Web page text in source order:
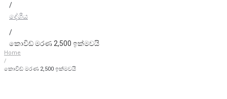
/
දේශීය
/
කොවිඩ් මරණ 2,500 ඉක්මවයි
Home
/
කොවිඩ් මරණ 2,500 ඉක්මවයි